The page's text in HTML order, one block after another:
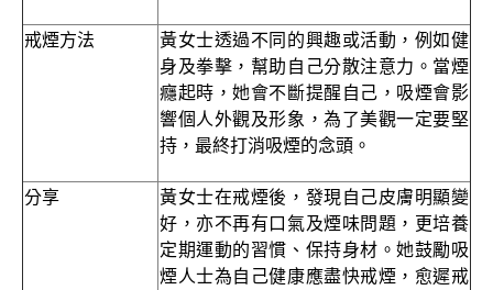
戒煙方法
黃女士透過不同的興趣或活動，例如健
身及拳擊，幫助自己分散注意力。當煙
癮起時，她會不斷提醒自己，吸煙會影
響個人外觀及形象，為了美觀一定要堅
持，最終打消吸煙的念頭。
分享
黃女士在戒煙後，發現自己皮膚明顯變
好，亦不再有口氣及煙味問題，更培養
定期運動的習慣、保持身材。她鼓勵吸
煙人士為自己健康應盡快戒煙，愈遲戒